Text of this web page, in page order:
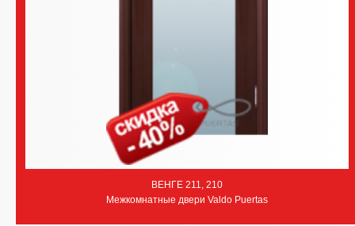
ВЕНГЕ 211, 210
Межкомнатные двери Valdo Puertas